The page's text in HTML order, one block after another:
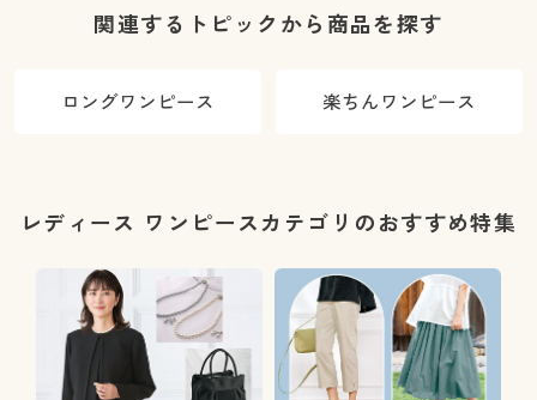
関連するトピックから商品を探す
ロングワンピース 楽ちんワンピース
レディース ワンピースカテゴリのおすすめ特集